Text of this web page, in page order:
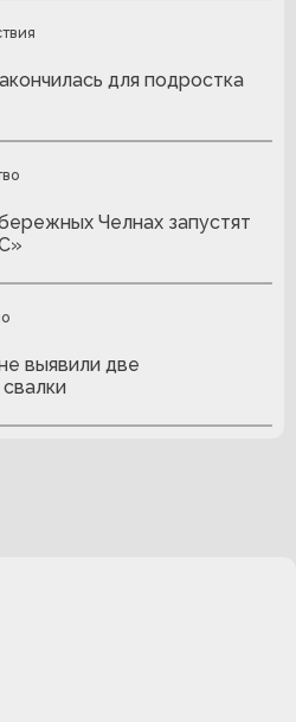
для подростка
Челнах запустят
выявили две